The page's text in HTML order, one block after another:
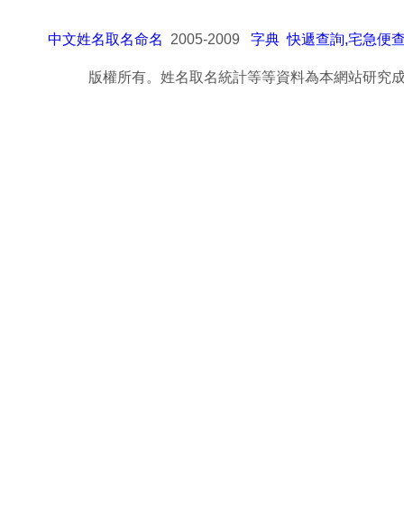
中文姓名取名命名 2005-2009字典 快遞查詢,宅急便
版權所有。姓名取名統計等等資料為本網站研究